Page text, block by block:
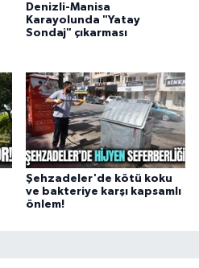
Denizli-Manisa
Karayolunda "Yatay
Sondaj" çıkarması
Şehzadeler'de kötü koku
ve bakteriye karşı kapsamlı
önlem!